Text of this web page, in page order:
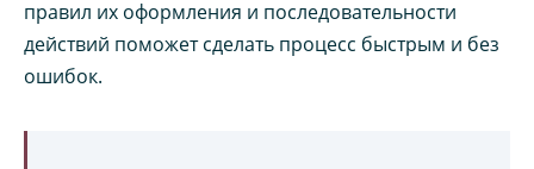
правил их оформления и последовательности
действий поможет сделать процесс быстрым и без
ошибок.